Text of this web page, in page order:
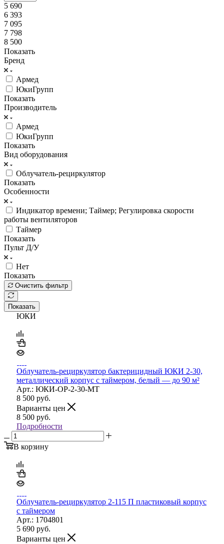
5 690
6 393
7 095
7 798
8 500
Показать
Бренд
Армед
ЮкиГрупп
Показать
Производитель
Армед
ЮкиГрупп
Показать
Вид оборудования
Облучатель-рециркулятор
Показать
Особенности
Индикатор времени; Таймер; Регулировка скорости
работы вентиляторов
Таймер
Показать
Пульт Д/У
Нет
Показать
Очистить фильтр
Показать
ЮКИ
Облучатель-рециркулятор бактерицидный ЮКИ 2-30,
металлический корпус с таймером, белый — до 90 м²
Арт.: ЮКИ-ОР-2-30-МТ
8 500 руб.
Варианты цен
8 500 руб.
Подробности
В корзину
Облучатель-рециркулятор 2-115 П пластиковый корпус
с таймером
Арт.: 1704801
5 690 руб.
Варианты цен